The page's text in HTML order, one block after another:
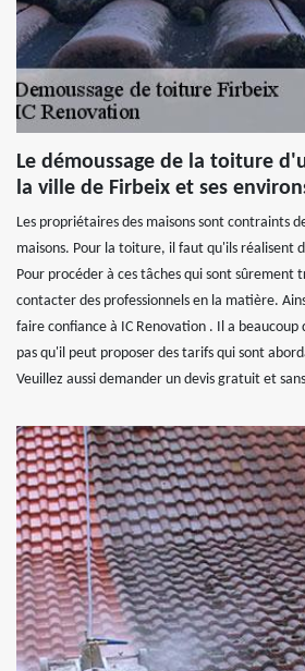
Le démoussage de la toiture
la ville de Firbeix et ses
Les propriétaires des maisons sont contraints
maisons. Pour la toiture, il faut qu'ils réalisent
Pour procéder à ces tâches qui sont sûrement
contacter des professionnels en la matière.
faire confiance à IC Renovation . Il a
pas qu'il peut proposer des tarifs qui sont
Veuillez aussi demander un devis gratuit et